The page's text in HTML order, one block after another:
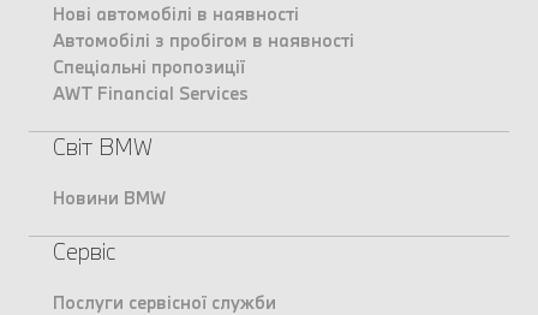
Нові автомобілі в наявності
Автомобілі з пробігом в наявності
Спеціальні пропозиції
AWT Financial Services
Світ BMW
Новини BMW
Сервіс
Послуги сервісної служби